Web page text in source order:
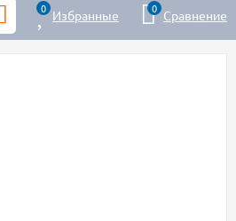
0 Избранные 0 Сравнение